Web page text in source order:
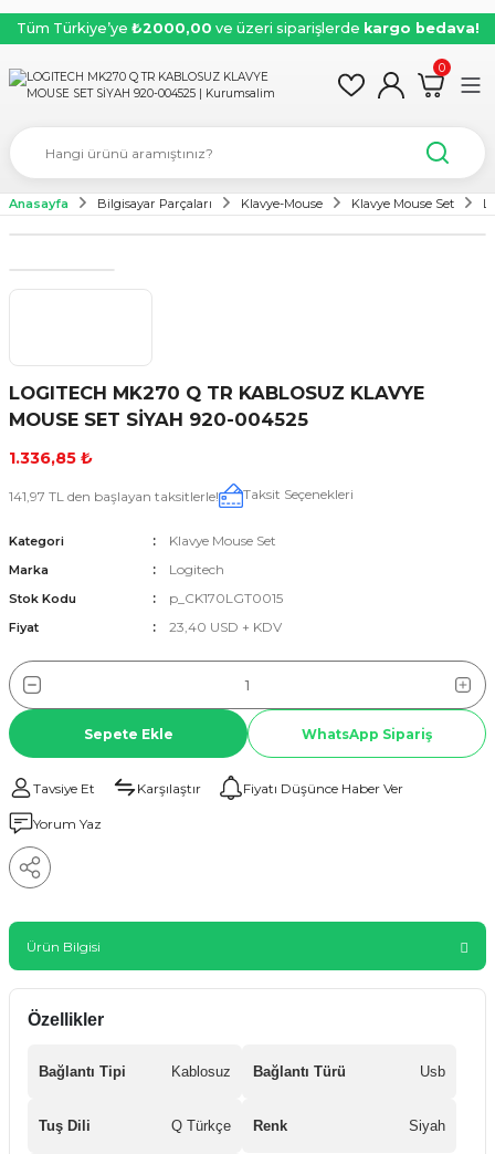
Tüm Türkiye’ye ₺2000,00 ve üzeri siparişlerde kargo bedava!
0
Anasayfa Bilgisayar Parçaları Klavye-Mouse Klavye Mouse Set
LOGITECH MK270 Q TR KABLOSUZ KLAVYE
MOUSE SET SİYAH 920-004525
1.336,85 ₺
141,97 TL den başlayan taksitlerle! Taksit Seçenekleri
Kategori Klavye Mouse Set
Marka Logitech
Stok Kodu p_CK170LGT0015
Fiyat 23,40 USD + KDV
Sepete Ekle WhatsApp Sipariş
Tavsiye Et Karşılaştır Fiyatı Düşünce Haber Ver
Yorum Yaz
Ürün Bilgisi
Özellikler
Bağlantı Tipi Kablosuz Bağlantı Türü Usb
Tuş Dili Q Türkçe Renk Siyah